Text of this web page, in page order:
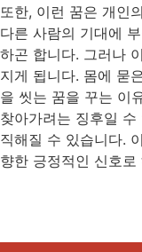
또한, 이런 꿈은 개인
다른 사람의 기대에
하곤 합니다. 그러나
지게 됩니다. 몸에 묻
을 씻는 꿈을 꾸는 이
찾아가려는 징후일
직해질 수 있습니다.
향한 긍정적인 신호로